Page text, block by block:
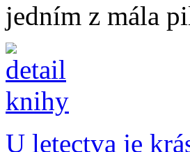
jedním z mála
U letectva je